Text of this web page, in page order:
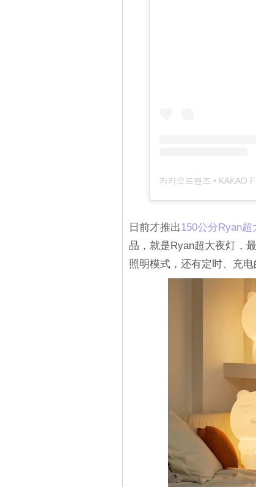
카카오프렌즈 • KAKAO
日前才推出150公分Ryan超
品，就是Ryan超大夜灯，
照明模式，还有定时、充电